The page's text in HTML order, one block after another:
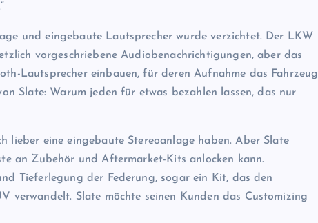
und eingebaute Lautsprecher wurde verzichtet. Der LKW
vorgeschriebene Audiobenachrichtigungen, aber das
Lautsprecher einbauen, für deren Aufnahme das Fahrzeug
Slate: Warum jeden für etwas bezahlen lassen, das nur
lieber eine eingebaute Stereoanlage haben. Aber Slate
an Zubehör und Aftermarket-Kits anlocken kann.
Tieferlegung der Federung, sogar ein Kit, das den
verwandelt. Slate möchte seinen Kunden das Customizing